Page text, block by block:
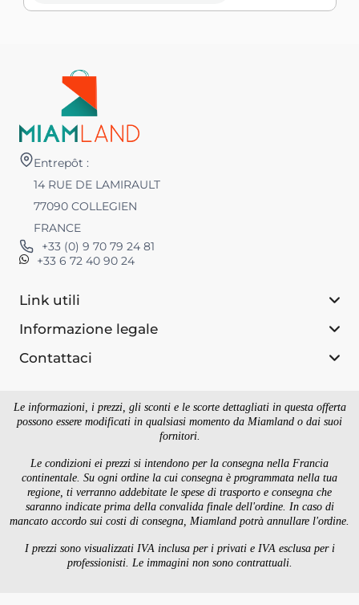
Entrepôt :
14 RUE DE LAMIRAULT
77090 COLLEGIEN
FRANCE
+33 (0) 9 70 79 24 81
+33 6 72 40 90 24
Link utili
Informazione legale
Contattaci
Le informazioni, i prezzi, gli sconti e le scorte dettagliati in questa offerta
possono essere modificati in qualsiasi momento da Miamland o dai suoi
fornitori.
Le condizioni ei prezzi si intendono per la consegna nella Francia
continentale. Su ogni ordine la cui consegna è programmata nella tua
regione, ti verranno addebitate le spese di trasporto e consegna che
saranno indicate prima della convalida finale dell'ordine. In caso di
mancato accordo sui costi di consegna, Miamland potrà annullare l'ordine.
I prezzi sono visualizzati IVA inclusa per i privati ​​e IVA esclusa per i
professionisti. Le immagini non sono contrattuali.